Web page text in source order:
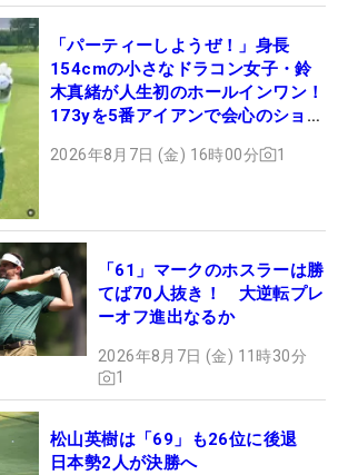
「パーティーしようぜ！」身長
154cmの小さなドラコン女子・鈴
木真緒が人生初のホールインワン！
173yを5番アイアンで会心のショッ
2026年8月7日 (金) 16時00分 1
「61」マークのホスラーは勝
てば70人抜き！ 大逆転プレ
ーオフ進出なるか
2026年8月7日 (金) 11時30分
1
松山英樹は「69」も26位に後退
日本勢2人が決勝へ